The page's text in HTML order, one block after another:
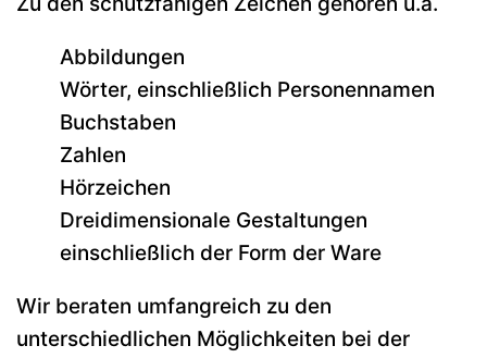
Abbildungen
Wörter, einschließlich Personennamen
Buchstaben
Zahlen
Hörzeichen
Dreidimensionale Gestaltungen
einschließlich der Form der Ware
Wir beraten umfangreich zu den
unterschiedlichen Möglichkeiten bei der